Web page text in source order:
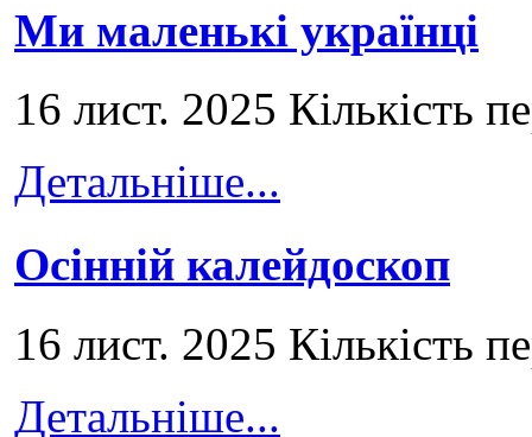
Ми маленькі українці
16 лист. 2025 Кількість
Детальніше...
Осінній калейдоскоп
16 лист. 2025 Кількість
Детальніше...